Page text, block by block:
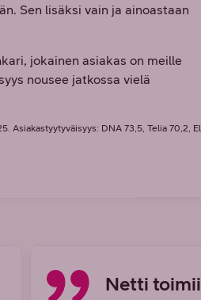
Sen lisäksi vain ja ainoastaan
jokainen asiakas on meille
nousee jatkossa vielä
Asiakastyytyväisyys: DNA 73,5, Telia 70,2,
Netti